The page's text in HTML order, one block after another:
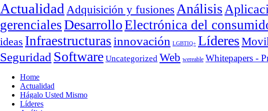
Actualidad Adquisición y fusionesAnálisis
gerencialesDesarrolloElectrónica del
ideas Infraestructuras innovación LGBTIQ+ Líderes
Seguridad Software Uncategorized Web wereable Whitepapers -
Home
Actualidad
Hágalo Usted Mismo
Líderes